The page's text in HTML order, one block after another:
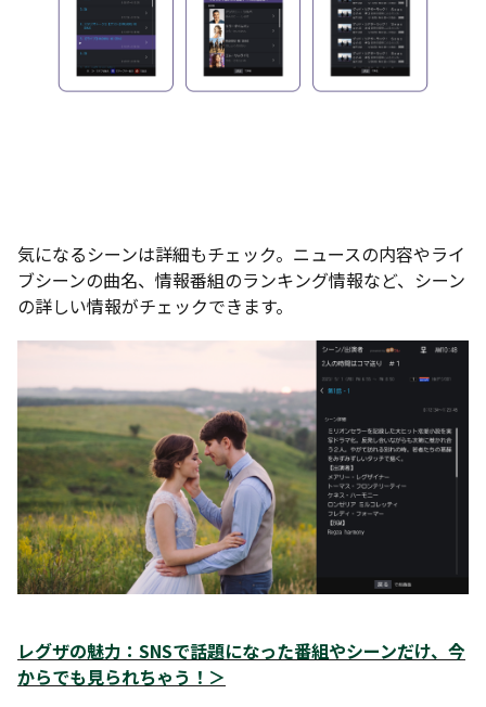
気になるシーンは詳細もチェック。ニュースの内容やライ
ブシーンの曲名、情報番組のランキング情報など、シーン
の詳しい情報がチェックできます。
レグザの魅力：SNSで話題になった番組やシーンだけ、今
からでも見られちゃう！ ＞